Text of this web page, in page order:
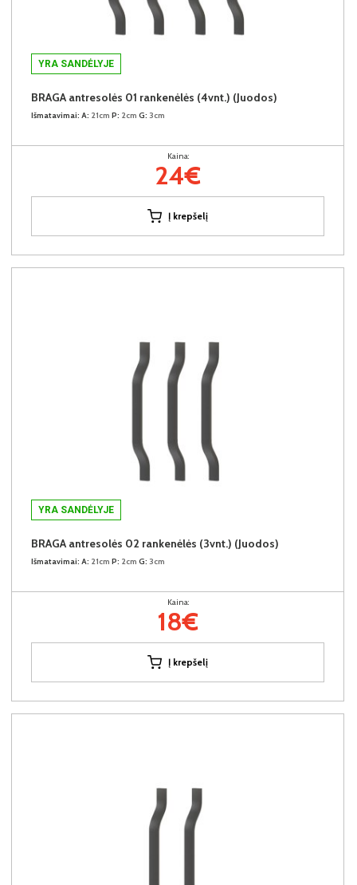
YRA SANDĖLYJE
BRAGA antresolės 01 rankenėlės (4vnt.) (Juodos)
Išmatavimai: A: 21cm P: 2cm G: 3cm
Kaina:
24€
Į krepšelį
YRA SANDĖLYJE
BRAGA antresolės 02 rankenėlės (3vnt.) (Juodos)
Išmatavimai: A: 21cm P: 2cm G: 3cm
Kaina:
18€
Į krepšelį